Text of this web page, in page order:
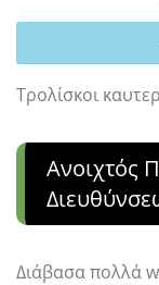
Τρολίσκοι
Ανοιχτός
Διάβασα πολλά